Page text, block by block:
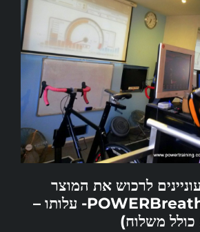
לרכוש את המוצר
הפשוט POWERBreath Plus- עלותו –